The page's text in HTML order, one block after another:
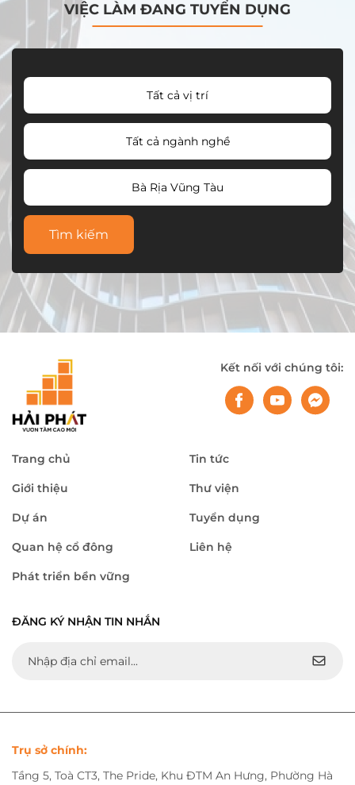
VIỆC LÀM ĐANG TUYỂN DỤNG
Tất cả vị trí
Tất cả ngành nghề
Bà Rịa Vũng Tàu
Tìm kiếm
Kết nối với chúng tôi:
Trang chủ
Giới thiệu
Dự án
Quan hệ cổ đông
Phát triển bền vững
Tin tức
Thư viện
Tuyển dụng
Liên hệ
ĐĂNG KÝ NHẬN TIN NHẮN
Trụ sở chính:
Tầng 5, Toà CT3, The Pride, Khu ĐTM An Hưng, Phường Hà